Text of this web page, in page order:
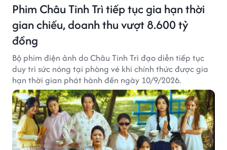
Phim Châu Tinh Trì tiếp tục gia hạn thời
gian chiếu, doanh thu vượt 8.600 tỷ
đồng
Bộ phim điện ảnh do Châu Tinh Trì đạo diễn tiếp tục
duy trì sức nóng tại phòng vé khi chính thức được gia
hạn thời gian phát hành đến ngày 10/9/2026.